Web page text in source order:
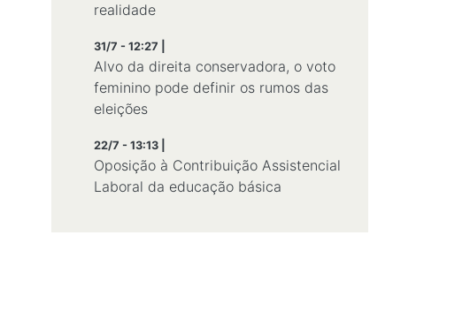
realidade
31/7 - 12:27 |
Alvo da direita conservadora, o voto
feminino pode definir os rumos das
eleições
22/7 - 13:13 |
Oposição à Contribuição Assistencial
Laboral da educação básica